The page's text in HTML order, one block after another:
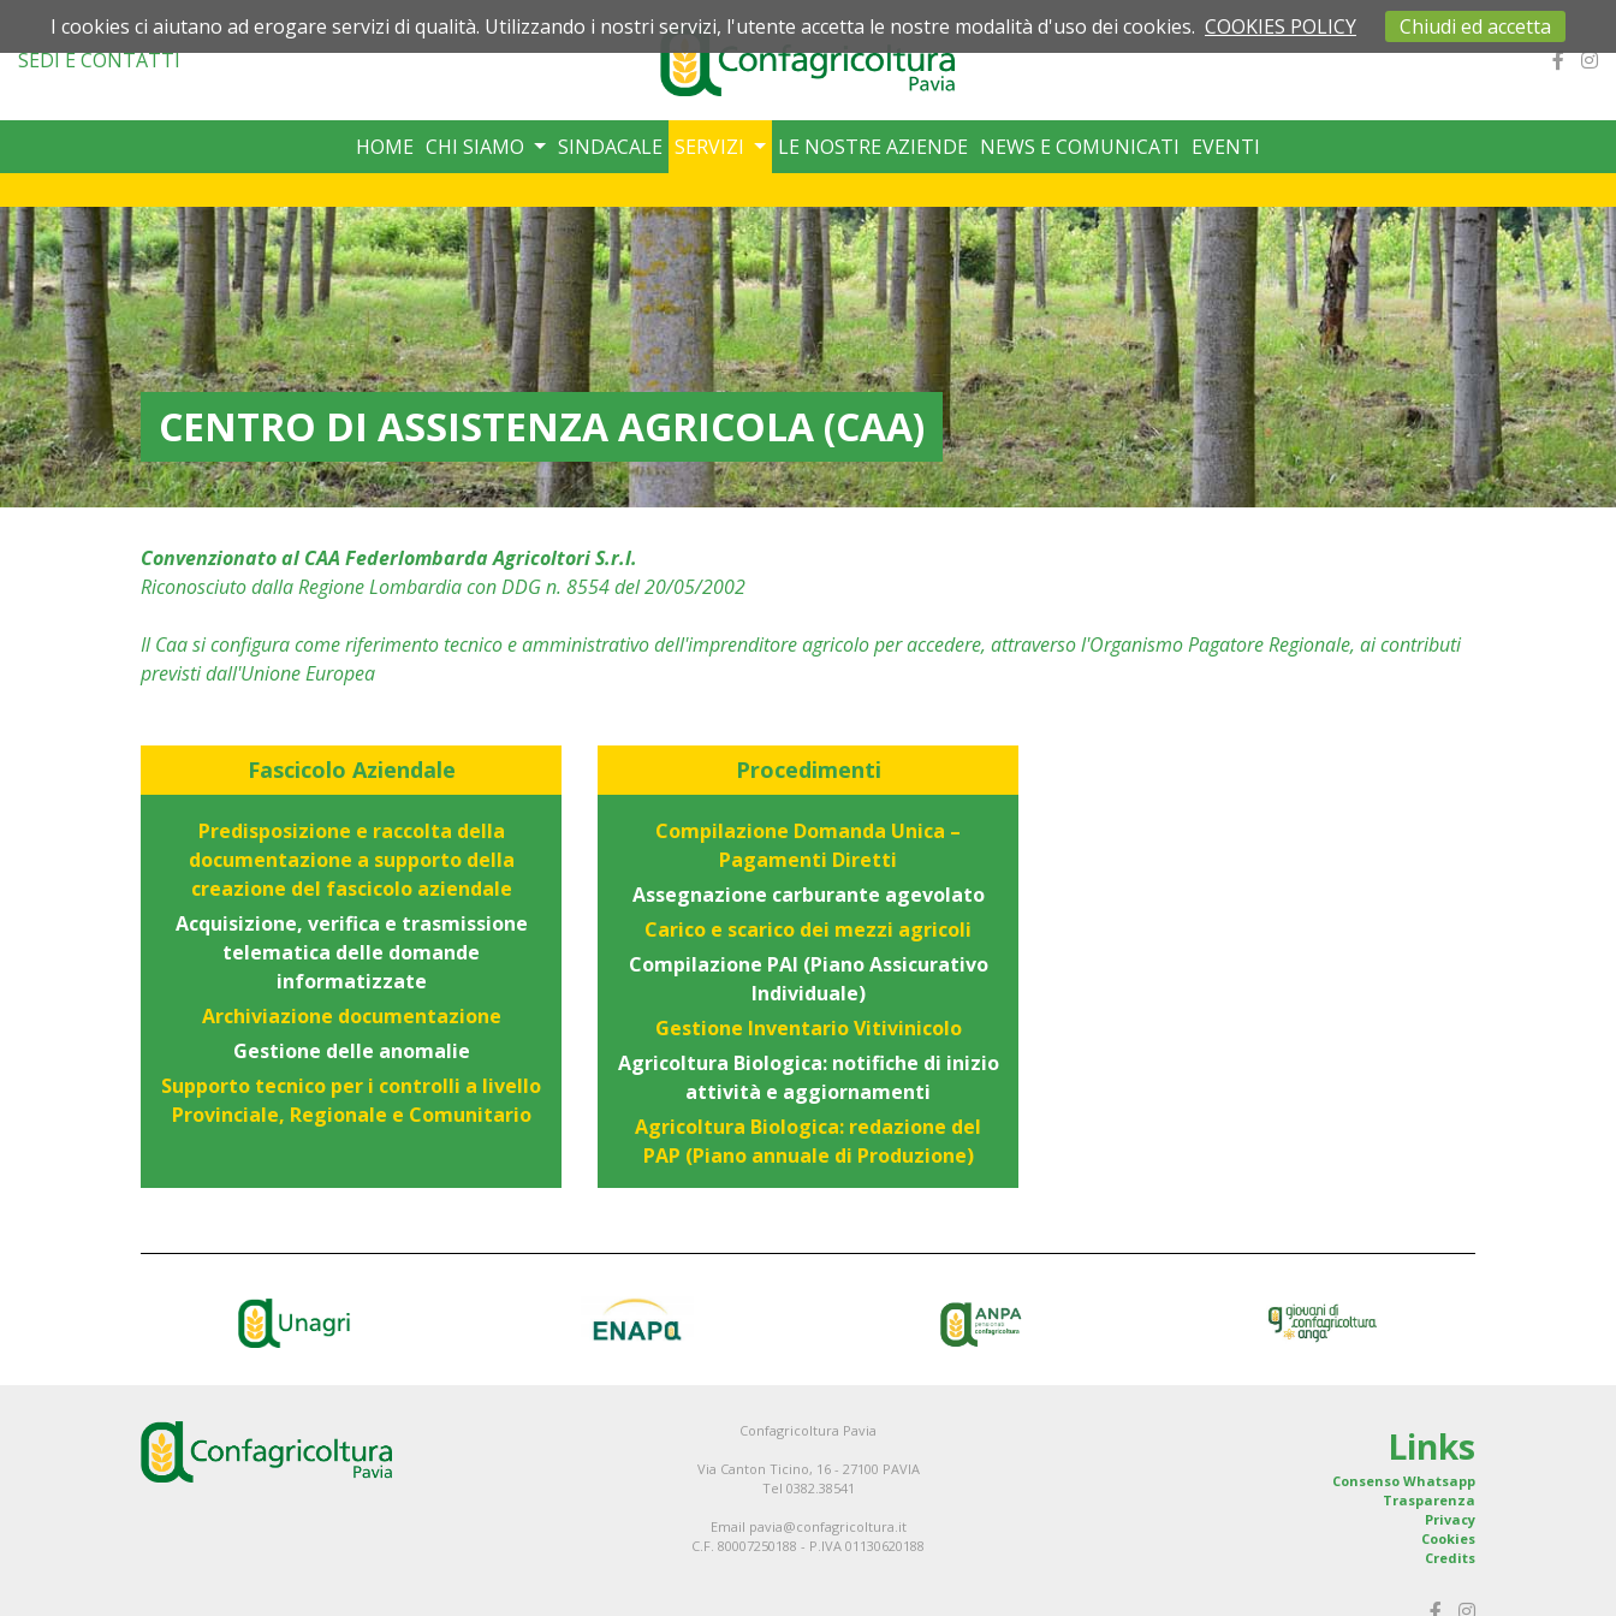
SEDIE CONTATTI
HOME CHI SIAMO SINDACALE SERVIZI LE NOSTRE AZIENDE NEWS E COMUNICATI EVENTI
CENTRO DI ASSISTENZA AGRICOLA (CAA)
Convenzionato al CAA Federlombarda Agricoltori S.r.l.
Riconosciuto dalla Regione Lombardia con DDG n. 8554 del 20/05/2002
Il Caa si configura come riferimento tecnico e amministrativo dell'imprenditore agricolo per accedere, attraverso l'Organismo Pagatore Regionale, ai contributi
previsti dall'Unione Europea
Fascicolo Aziendale
Predisposizione e raccolta della
documentazione a supporto della
creazione del fascicolo aziendale
Acquisizione, verifica e trasmissione
telematica delle domande
informatizzate
Archiviazione documentazione
Gestione delle anomalie
Supporto tecnico per i controlli a livello
Provinciale, Regionale e Comunitario
Procedimenti
Compilazione Domanda Unica –
Pagamenti Diretti
Assegnazione carburante agevolato
Carico e scarico dei mezzi agricoli
Compilazione PAI (Piano Assicurativo
Individuale)
Gestione Inventario Vitivinicolo
Agricoltura Biologica: notifiche di inizio
attività e aggiornamenti
Agricoltura Biologica: redazione del
PAP (Piano annuale di Produzione)
Confagricoltura Pavia
Via Canton Ticino, 16 - 27100 PAVIA
Tel 0382.38541
Email pavia@confagricoltura.it
C.F. 80007250188 - P.IVA 01130620188
Links
Consenso Whatsapp
Trasparenza
Privacy
Cookies
Credits
I cookies ci aiutano ad erogare servizi di qualità. Utilizzando i nostri servizi, l'utente accetta le nostre modalità d'uso dei cookies. COOKIES POLICY Chiudi ed accetta